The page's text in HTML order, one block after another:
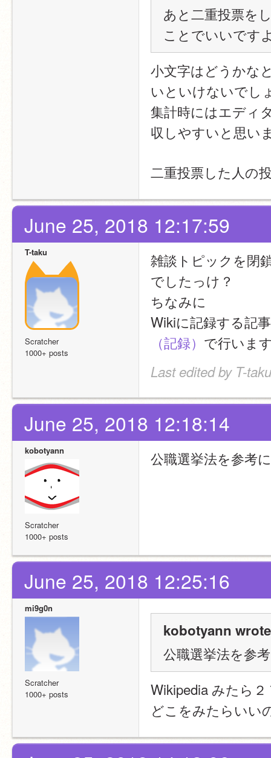
あと二重投票を
ことでいいです
小文字はどうかな
いといけないでし
集計時にはエディ
収しやすいと思い
二重投票した人の
June 25, 2018 12:17:59
T-taku
Scratcher
1000+ posts
雑談トピックを閉
でしたっけ？
ちなみに
Wikiに記録する記
（記録） で行いま
Last edited by T-
June 25, 2018 12:18:14
kobotyann
Scratcher
1000+ posts
公職選挙法を参考
June 25, 2018 12:25:16
mi9g0n
Scratcher
1000+ posts
kobotyann
公職選挙法を参
Wikipedia みたら
どこをみたらいい